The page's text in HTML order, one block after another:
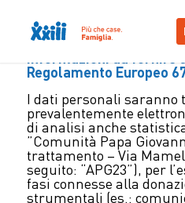
Regolamento Europeo
I dati personali saranno
prevalentemente
di analisi anche
”Comunità Papa
trattamento – Via
seguito: “APG23”), per
fasi connesse alla
strumentali (es.: